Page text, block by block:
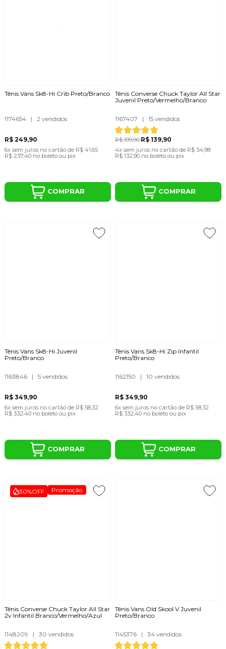
Tênis Vans Sk8-Hi Crib Preto/Branco
1174654 | 2 vendidos
R$ 249,90
6x sem juros no cartãode R$ 41,65
R$ 237,40 no boleto ou pix
COMPRAR
Tênis Converse Chuck Taylor All Star
Juvenil Preto/Vermelho/Branco
1167407 | 15 vendidos
R$ 199,90R$ 139,90
4x sem juros no cartão de R$ 34,98
R$ 132,90 no boleto ou pix
COMPRAR
Tênis Vans Sk8-Hi Juvenil
Preto/Branco
1163846 | 5 vendidos
R$ 349,90
6x sem juros no cartãode R$ 58,32
R$ 332,40 no boleto ou pix
COMPRAR
Tênis Vans Sk8-Hi Zip Infantil
Preto/Branco
1162150 | 10 vendidos
R$ 349,90
6x sem juros no cartão de R$ 58,32
R$ 332,40 no boleto ou pix
COMPRAR
30%OFF Promoção
Tênis Converse Chuck Taylor All Star
2v Infantil Branco/Vermelho/Azul
1148209 | 30 vendidos
Tênis Vans Old Skool V Juvenil
Preto/Branco
1145376 | 34 vendidos